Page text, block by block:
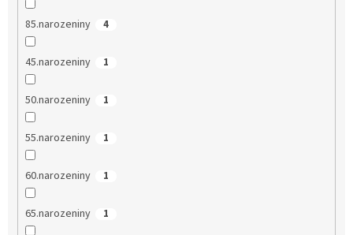
85.narozeniny 4
45.narozeniny 1
50.narozeniny 1
55.narozeniny 1
60.narozeniny 1
65.narozeniny 1